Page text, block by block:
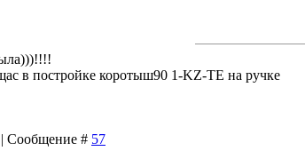
в постройке коротыш90 1-KZ-ТЕ на ручке
| Сообщение # 57